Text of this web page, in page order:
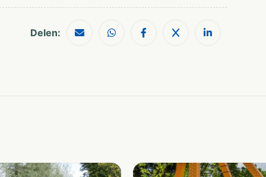
Delen: